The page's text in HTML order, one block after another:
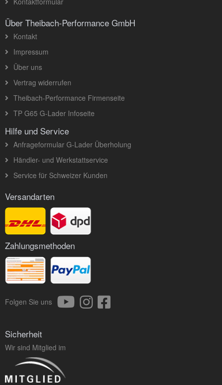
Über Theibach-Performance GmbH
Kontakt
Impressum
Über uns
Vertrag widerrufen
Theibach-Performance Firmenseite
TP G65 G-Lader Infoseite
Hilfe und Service
Anfrageformular G-Lader Überholung
Händler- und Werkstattservice
Service für Schweizer Kunden
Versandarten
Zahlungsmethoden
Folgen Sie uns
Sicherheit
Wir sind Mitglied im